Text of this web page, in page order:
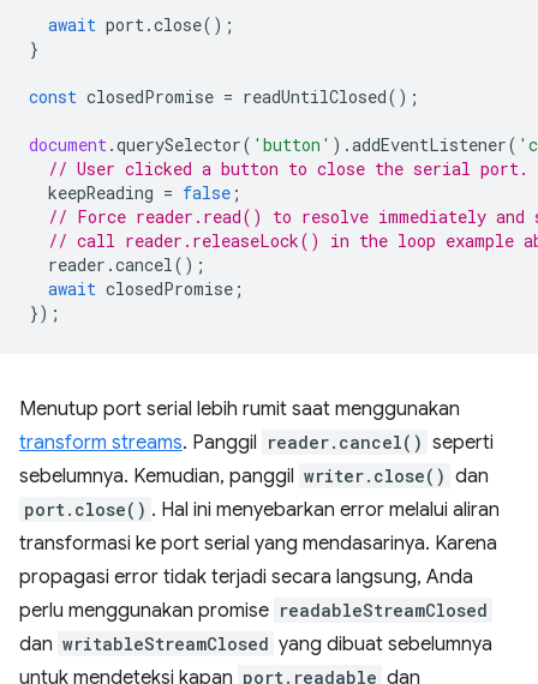
await port.close();
}
const closedPromise = readUntilClosed();
document.querySelector( 'button' ).addEventListener(
// User clicked a button to close the serial port.
keepReading = false ;
// Force reader.read() to resolve immediately and
// call reader.releaseLock() in the loop example
reader .cancel();
await closedPromise ;
});
Menutup port serial lebih rumit saat menggunakan
transform streams. Panggil reader.cancel() seperti
sebelumnya. Kemudian, panggil writer.close() dan
port.close() . Hal ini menyebarkan error melalui aliran
transformasi ke port serial yang mendasarinya. Karena
propagasi error tidak terjadi secara langsung, Anda
perlu menggunakan promise readableStreamClosed
dan writableStreamClosed yang dibuat sebelumnya
untuk mendeteksi kapan port.readable dan